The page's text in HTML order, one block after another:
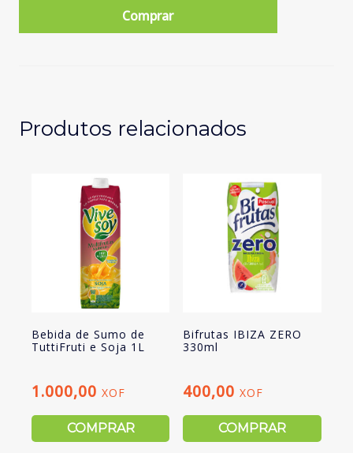
de
Comprar
Produtos relacionados
Bebida de Sumo de
TuttiFruti e Soja 1L
1.000,00 XOF
COMPRAR
Bifrutas IBIZA ZERO
330ml
400,00XOF
COMPRAR